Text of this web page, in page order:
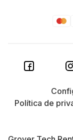
Política de